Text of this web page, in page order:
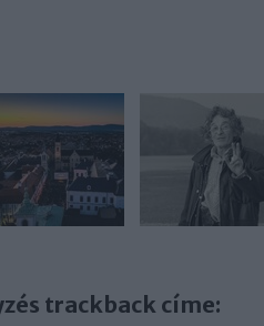
trackback címe: